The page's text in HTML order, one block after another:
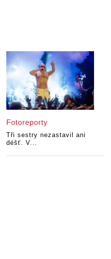
Fotoreporty
Tři sestry nezastavil ani
déšť. V...